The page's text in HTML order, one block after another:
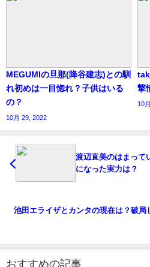
MEGUMIの旦那(降谷建志)との馴
れ初めは一目惚れ？子供はいる
の？
10月 29, 2022
撃
10
渡辺直美のはまって
になった実力は？
池田エライザとカンタの現在は？破局
おすすめの記事